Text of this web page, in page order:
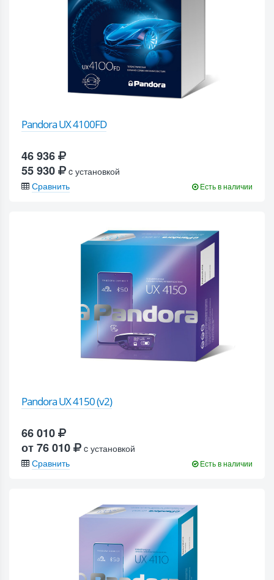
Pandora UX 4100FD
46 936
55 930
c установкой
Сравнить
Есть в наличии
Pandora UX 4150 (v2)
66 010
от 76 010
c установкой
Сравнить
Есть в наличии